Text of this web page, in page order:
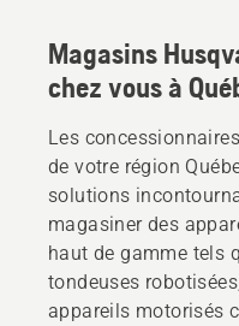
Magasins
chez vous à
Les
de votre région
solutions
magasiner des
haut de gamme tels
tondeuses
appareils motorisés